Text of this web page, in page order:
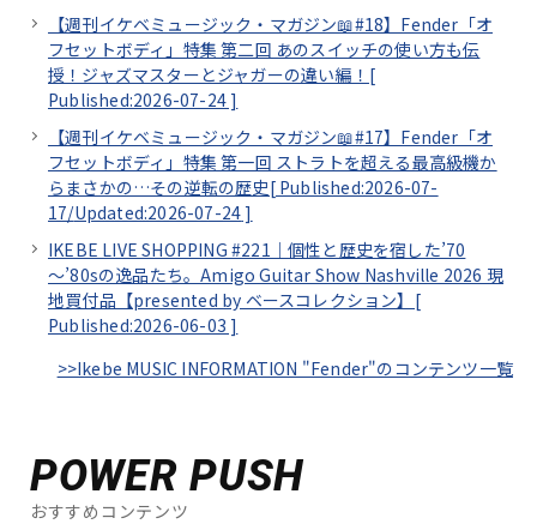
【週刊イケベミュージック・マガジン📖#18】Fender「オ
フセットボディ」特集 第二回 あのスイッチの使い方も伝
授！ジャズマスターとジャガーの違い編！[
Published:2026-07-24 ]
【週刊イケベミュージック・マガジン📖#17】Fender「オ
フセットボディ」特集 第一回 ストラトを超える最高級機か
らまさかの…その逆転の歴史[ Published:2026-07-
17/Updated:2026-07-24 ]
IKEBE LIVE SHOPPING #221｜個性と歴史を宿した’70
～’80sの逸品たち。Amigo Guitar Show Nashville 2026 現
地買付品【presented by ベースコレクション】[
Published:2026-06-03 ]
>>Ikebe MUSIC INFORMATION "Fender"のコンテンツ一覧
POWER PUSH
おすすめコンテンツ